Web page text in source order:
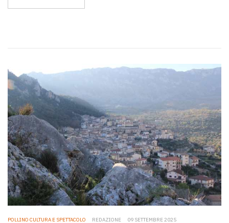
POLLINO CULTURA E SPETTACOLO REDAZIONE 09 SETTEMBRE 2025